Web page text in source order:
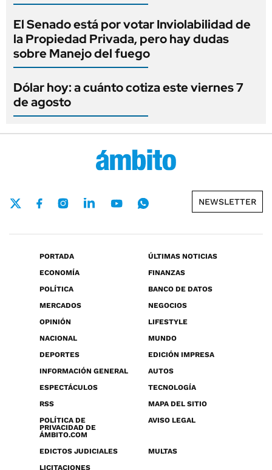
El Senado está por votar Inviolabilidad de
la Propiedad Privada, pero hay dudas
sobre Manejo del fuego
Dólar hoy: a cuánto cotiza este viernes 7
de agosto
NEWSLETTER
PORTADA
ÚLTIMAS NOTICIAS
ECONOMÍA
FINANZAS
POLÍTICA
BANCO DE DATOS
MERCADOS
NEGOCIOS
OPINIÓN
LIFESTYLE
NACIONAL
MUNDO
DEPORTES
EDICIÓN IMPRESA
INFORMACIÓN GENERAL
AUTOS
ESPECTÁCULOS
TECNOLOGÍA
RSS
MAPA DEL SITIO
POLÍTICA DE
PRIVACIDAD DE
ÁMBITO.COM
AVISO LEGAL
EDICTOS JUDICIALES
MULTAS
LICITACIONES